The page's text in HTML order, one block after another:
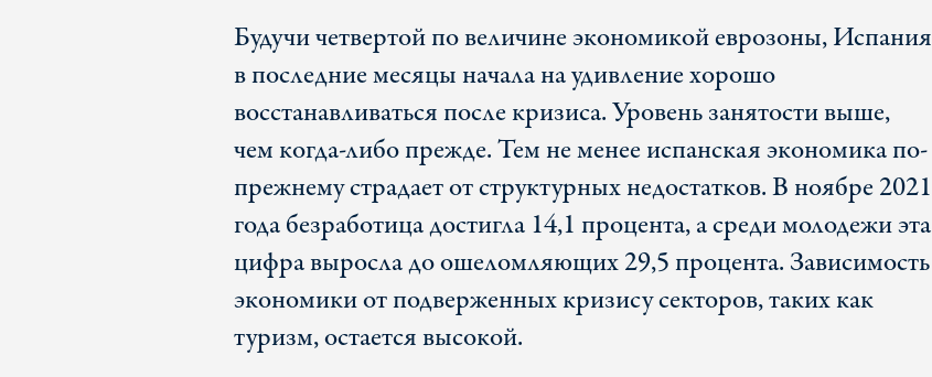
Будучи четвертой по величине экономикой еврозоны, Испания
в последние месяцы начала на удивление хорошо
восстанавливаться после кризиса. Уровень занятости выше,
чем когда-либо прежде. Тем не менее испанская экономика по-
прежнему страдает от структурных недостатков. В ноябре 2021
года безработица достигла 14,1 процента, а среди молодежи эта
цифра выросла до ошеломляющих 29,5 процента. Зависимость
экономики от подверженных кризису секторов, таких как
туризм, остается высокой.